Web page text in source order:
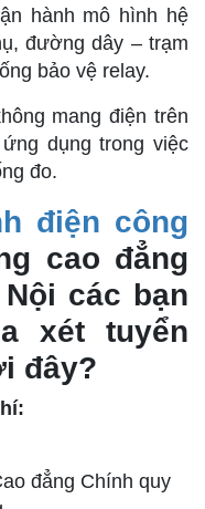
hành mô hình hệ
đường dây – trạm
bảo vệ relay.
mang điện trên
dụng trong việc
đo.
điện công
cao đẳng
các bạn
xét tuyển
đây?
đẳng Chính quy